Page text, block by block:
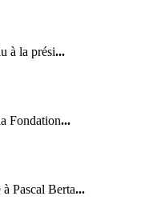
à la prési...
Fondation...
Pascal Berta...